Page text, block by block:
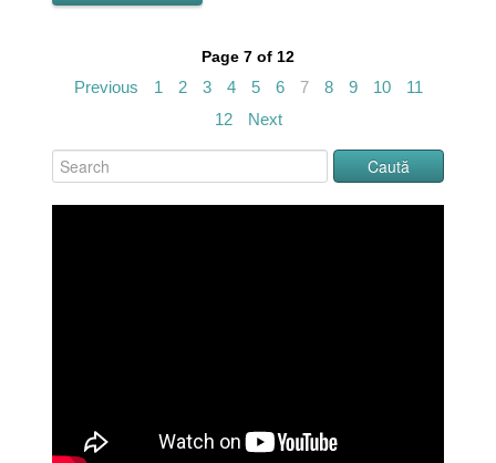
Page 7 of 12
Previous 1 2 3 4 5 6 7 8 9 10
11
12
Next